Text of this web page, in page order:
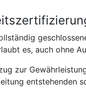
es, auch ohne
zur
entstehenden